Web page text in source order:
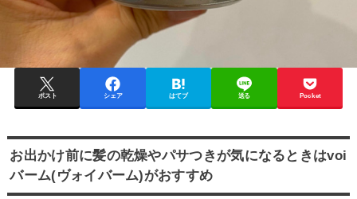
ポスト シェア はてブ 送る Pocket
お出かけ前に髪の乾燥やパサつきが気になるときはvoi
バーム(ヴォイバーム)がおすすめ